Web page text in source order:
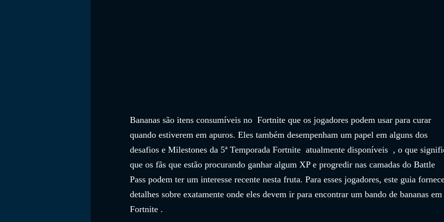
Bananas são itens consumíveis no  Fortnite que os jogadores podem usar para curar
quando estiverem em apuros. Eles também desempenham um papel em alguns dos
desafios e Milestones da 5ª Temporada Fortnite  atualmente disponíveis  , o que
que os fãs que estão procurando ganhar algum XP e progredir nas camadas do Battle
Pass podem ter um interesse recente nesta fruta. Para esses jogadores, este guia
detalhes sobre exatamente onde eles devem ir para encontrar um bando de bananas em
Fortnite .